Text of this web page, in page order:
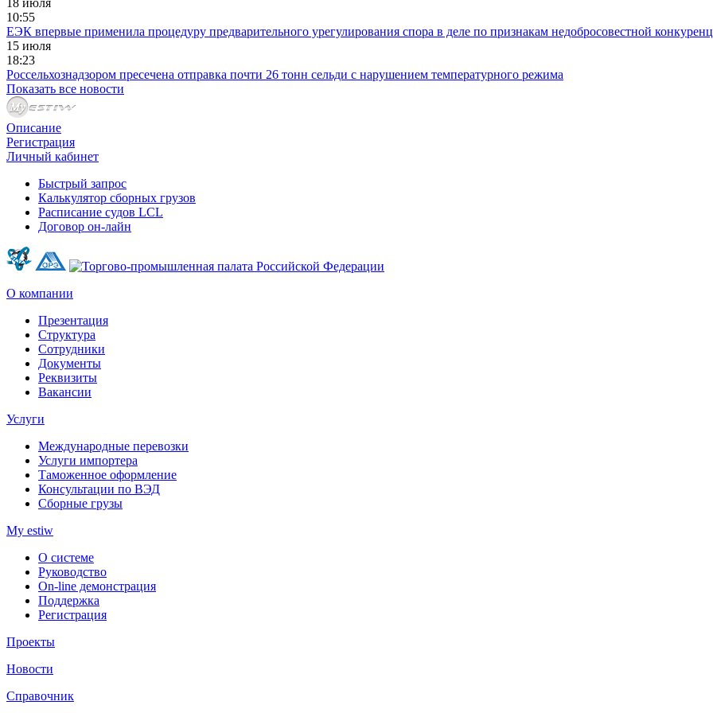
10:55
ЕЭК впервые применила процедуру предварительного урегулирования спора в деле по признакам недобросовестной
15 июля
18:23
Россельхознадзором пресечена отправка почти 26 тонн сельди с нарушением температурного режима
Показать все новости
Описание
Регистрация
Личный кабинет
Быстрый запрос
Калькулятор сборных грузов
Расписание судов LCL
Договор он-лайн
О компании
Презентация
Структура
Сотрудники
Документы
Реквизиты
Вакансии
Услуги
Международные перевозки
Услуги импортера
Таможенное оформление
Консультации по ВЭД
Сборные грузы
My estiw
О системе
Руководство
On-line демонстрация
Поддержка
Регистрация
Проекты
Новости
Справочник